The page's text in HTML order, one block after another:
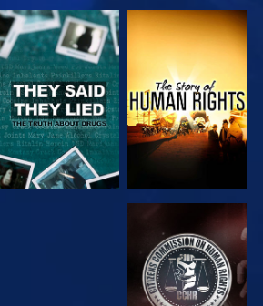
ANSEHEN ANSEHEN
ANSEHEN